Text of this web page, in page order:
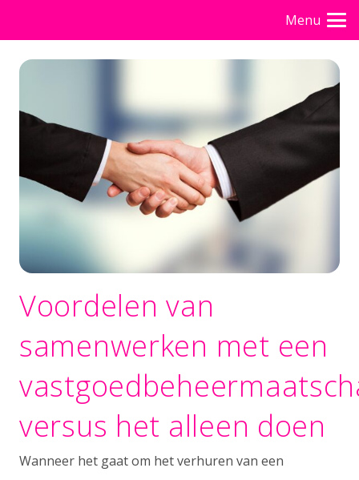
Menu
Voordelen van
samenwerken met een
versus het alleen doen
Wanneer het gaat om het verhuren van een